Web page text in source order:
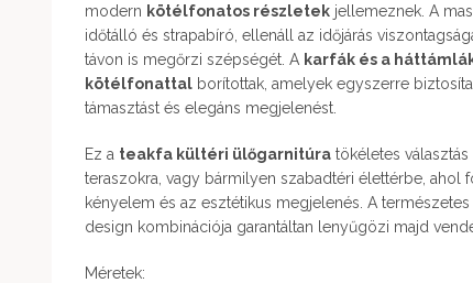
modern kötélfonatos részletek jellemeznek. A
időtálló és strapabíró, ellenáll az időjárás
távon is megőrzi szépségét. A karfák és a
kötélfonattal borítottak, amelyek egyszerre
támasztást és elegáns megjelenést.
Ez a teakfa kültéri ülőgarnitúra tökéletes
teraszokra, vagy bármilyen szabadtéri élettérbe, ahol
kényelem és az esztétikus megjelenés. A
design kombinációja garantáltan lenyűgözi majd
Méretek: